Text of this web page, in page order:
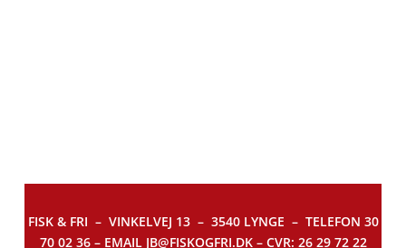
FISK & FRI – VINKELVEJ 13 – 3540 LYNGE – TELEFON 30
70 02 36 – EMAIL JB@FISKOGFRI.DK – CVR: 26 29 72 22